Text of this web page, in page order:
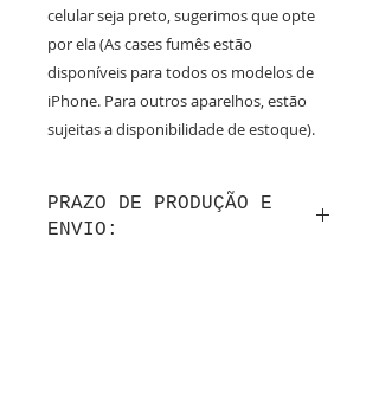
celular seja preto, sugerimos que opte
por ela (As cases fumês estão
disponíveis para todos os modelos de
iPhone. Para outros aparelhos, estão
sujeitas a disponibilidade de estoque).
PRAZO DE PRODUÇÃO E
ENVIO: